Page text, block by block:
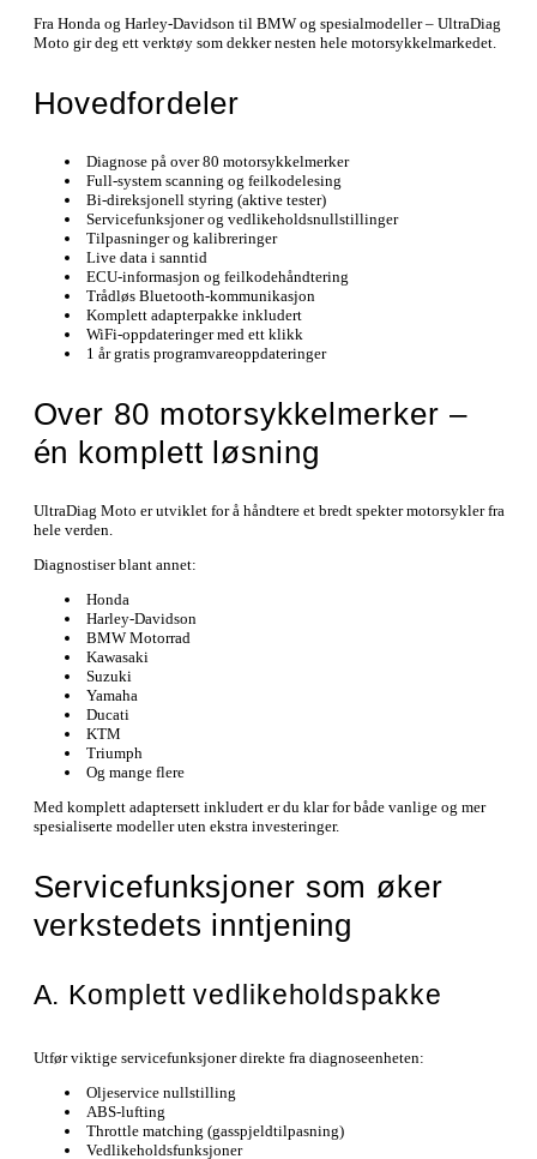
Fra Honda og Harley-Davidson til BMW og spesialmodeller – UltraDiag
Moto gir deg ett verktøy som dekker nesten hele motorsykkelmarkedet.
Hovedfordeler
Diagnose på over 80 motorsykkelmerker
Full-system scanning og feilkodelesing
Bi-direksjonell styring (aktive tester)
Servicefunksjoner og vedlikeholdsnullstillinger
Tilpasninger og kalibreringer
Live data i sanntid
ECU-informasjon og feilkodehåndtering
Trådløs Bluetooth-kommunikasjon
Komplett adapterpakke inkludert
WiFi-oppdateringer med ett klikk
1 år gratis programvareoppdateringer
Over 80 motorsykkelmerker –
én komplett løsning
UltraDiag Moto er utviklet for å håndtere et bredt spekter motorsykler fra
hele verden.
Diagnostiser blant annet:
Honda
Harley-Davidson
BMW Motorrad
Kawasaki
Suzuki
Yamaha
Ducati
KTM
Triumph
Og mange flere
Med komplett adaptersett inkludert er du klar for både vanlige og mer
spesialiserte modeller uten ekstra investeringer.
Servicefunksjoner som øker
verkstedets inntjening
A. Komplett vedlikeholdspakke
Utfør viktige servicefunksjoner direkte fra diagnoseenheten:
Oljeservice nullstilling
ABS-lufting
Throttle matching (gasspjeldtilpasning)
Vedlikeholdsfunksjoner